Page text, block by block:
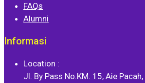
FAQs
Alumni
Informasi
Location :
Jl. By Pass No.KM. 15, Aie